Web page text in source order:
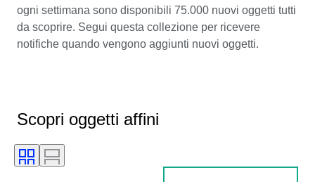
ogni settimana sono disponibili 75.000 nuovi oggetti tutti
da scoprire. Segui questa collezione per ricevere
notifiche quando vengono aggiunti nuovi oggetti.
Scopri oggetti affini